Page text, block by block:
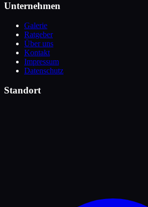
Unternehmen
Galerie
Ratgeber
Über uns
Kontakt
Impressum
Datenschutz
Standort